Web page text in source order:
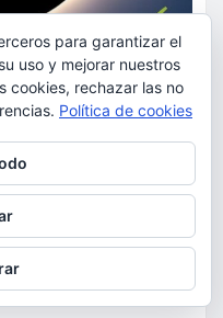
para garantizar el
uso y mejorar nuestros
cookies, rechazar las no
Política de cookies
cómo gestionar las cookies,